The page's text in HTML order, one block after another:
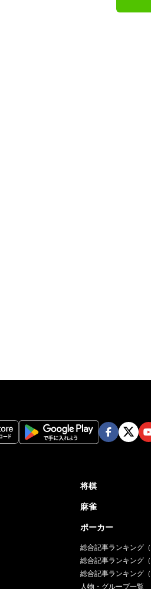
将棋
麻雀
ポーカー
総合記事ランキング（
総合記事ランキング（
総合記事ランキング（
人物・グループ一覧